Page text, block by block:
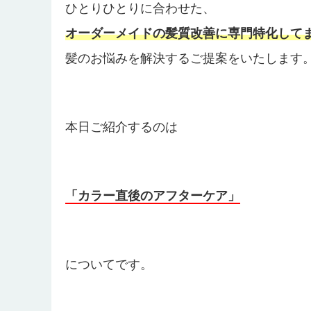
ひとりひとりに合わせた、
オーダーメイドの髪質改善に専門特化して
髪のお悩みを解決するご提案をいたします。
本日ご紹介するのは
「カラー直後のアフターケア」
についてです。